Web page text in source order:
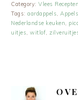
Category:Vlees Recepten
Tags:aardappels Appels
Nederlandse keuken
uitjes ,witlof